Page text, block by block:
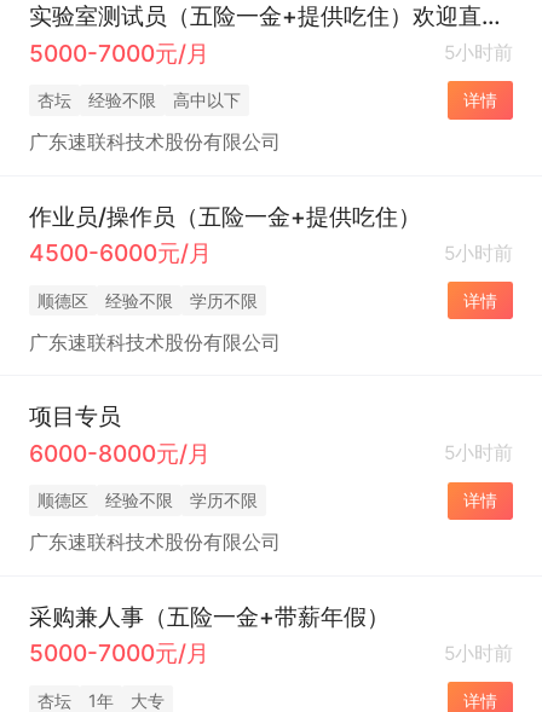
实验室测试员（五险一金+提供吃住）欢迎直接电话联系
5000-7000元/月
5小时前
杏坛 经验不限 高中以下 详情
广东速联科技术股份有限公司
作业员/操作员（五险一金+提供吃住）
4500-6000元/月
5小时前
顺德区 经验不限 学历不限 详情
广东速联科技术股份有限公司
项目专员
6000-8000元/月
5小时前
顺德区 经验不限 学历不限 详情
广东速联科技术股份有限公司
采购兼人事（五险一金+带薪年假）
5000-7000元/月
5小时前
杏坛 1年 大专 详情